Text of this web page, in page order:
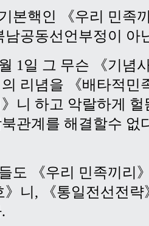
본핵인 《우리 민족
남공동선언부정이 아
1일 그 무슨 《기념
의 리념을 《배타적민
》니 하고 악랄하게
관계를 해결할수 없
도 《우리 민족끼리
니, 《통일전선전략